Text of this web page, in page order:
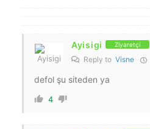
Ayisigi Ziyaretçi
Reply to Visne
defol şu siteden ya
4